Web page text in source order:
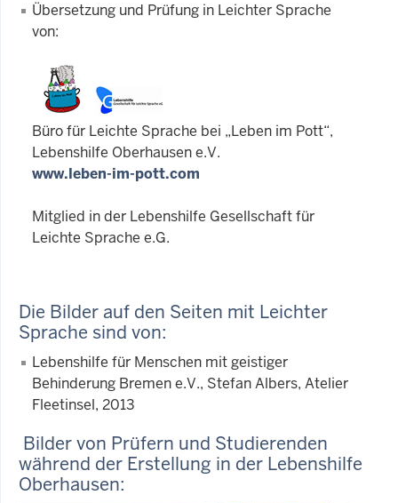
Übersetzung und Prüfung in Leichter Sprache
von:
Büro für Leichte Sprache bei „Leben im Pott“,
Lebenshilfe Oberhausen e.V.
www.leben-im-pott.com
Mitglied in der Lebenshilfe Gesellschaft für
Leichte Sprache e.G.
Die Bilder auf den Seiten mit Leichter
Sprache sind von:
Lebenshilfe für Menschen mit geistiger
Behinderung Bremen e.V., Stefan Albers, Atelier
Fleetinsel, 2013
Bilder von Prüfern und Studierenden
während der Erstellung in der Lebenshilfe
Oberhausen: